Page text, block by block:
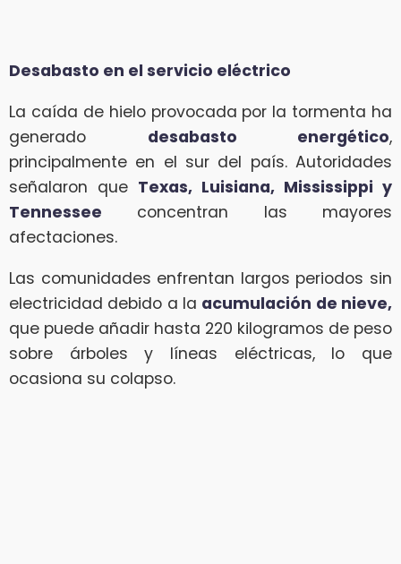
Desabasto en el servicio eléctrico
La caída de hielo provocada por la tormenta ha
generado desabasto energético,
principalmente en el sur del país. Autoridades
señalaron que Texas, Luisiana, Mississippi y
Tennessee concentran las mayores
afectaciones.
Las comunidades enfrentan largos periodos sin
electricidad debido a la acumulación de nieve,
que puede añadir hasta 220 kilogramos de peso
sobre árboles y líneas eléctricas, lo que
ocasiona su colapso.